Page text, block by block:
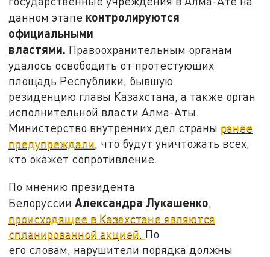
данном этапе контролируются
официальными
властями. Правоохранительным органам
удалось освободить от протестующих
площадь Республики, бывшую
резиденцию главы Казахстана, а также орган
исполнительной власти Алма-Аты.
Министерство внутренних дел страны ранее
предупреждали, что будут уничтожать всех,
кто окажет сопротивление.
По мнению президента
БелоруссииАлександра Лукашенко,
происходящее в Казахстане являются
спланированной акцией. По
его словам, нарушители порядка должны